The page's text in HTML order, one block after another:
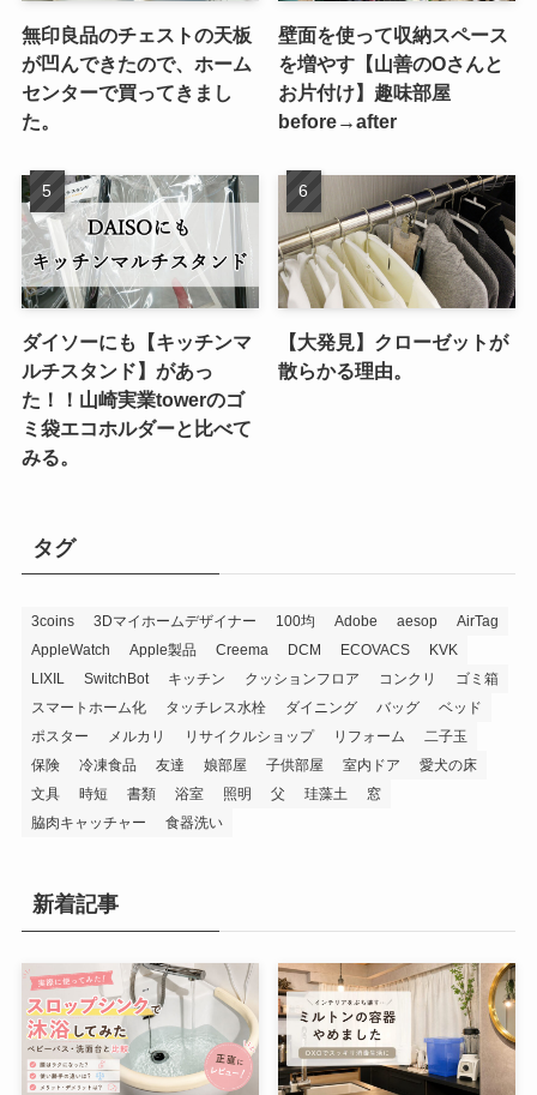
無印良品のチェストの天板
が凹んできたので、ホーム
センターで買ってきまし
た。
壁面を使って収納スペース
を増やす【山善のOさんと
お片付け】趣味部屋
before→after
ダイソーにも【キッチンマ
ルチスタンド】があっ
た！！山崎実業towerのゴ
ミ袋エコホルダーと比べて
みる。
【大発見】クローゼットが
散らかる理由。
タグ
3coins 3Dマイホームデザイナー 100均 Adobe aesop
AirTag
AppleWatch
Apple製品 Creema DCM ECOVACS
KVK
LIXIL
SwitchBot キッチン クッションフロア コンクリ
ゴミ箱
スマートホーム化
タッチレス水栓 ダイニング バッグ
ベッド
ポスター
メルカリ リサイクルショップ リフォーム
二子玉
保険
冷凍食品 友達 娘部屋 子供部屋 室内ドア
愛犬の床
文具
時短 書類 浴室 照明 父 珪藻土
窓
脇肉キャッチャー
食器洗い
新着記事